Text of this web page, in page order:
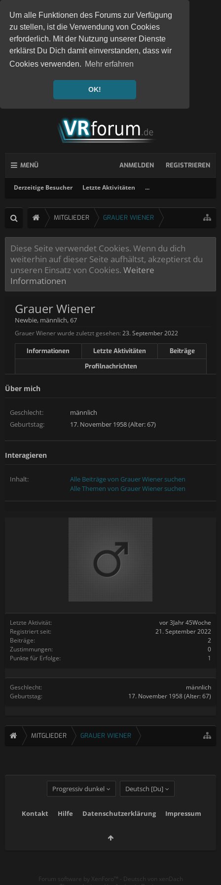
Um alle Funktionen des Forums zur Verfügung
zu stellen, ist die Verwendung von Cookies
erforderlich. Mit der Nutzung unserer Dienste
erklärst Du Dich damit einverstanden, dass wir
Cookies verwenden. Mehr erfahren
OK!
MENÜ
Derzeitige Besucher Letzte Aktivitäten ...
ANMELDEN REGISTRIEREN
MITGLIEDER GRAUER WIENER
Diese Seite verwendet Cookies. Wenn du dich
weiterhin auf dieser Seite aufhältst, akzeptierst du
unseren Einsatz von Cookies. Weitere
Informationen
Letzte Aktivität:
vor 3Jahr 45Woche
Registriert seit:
21. September 2022
Beiträge:
2
Zustimmungen:
0
Punkte für Erfolge:
1
Geschlecht:
männlich
Geburtstag:
17. November 1958(Alter: 67)
Grauer Wiener
Newbie, männlich, 67
Grauer Wiener wurde zuletzt gesehen: 23. September 2022
Informationen Letzte Aktivitäten
Beiträge
Profilnachrichten
Über mich
Geschlecht:
männlich
Geburtstag:
17. November 1958 (Alter: 67)
Interagieren
Inhalt:
Alle Beiträge von Grauer Wiener suchen
Alle Themen von Grauer Wiener suchen
MITGLIEDER GRAUER WIENER
Progressiv dunkel Deutsch [Du]
Kontakt Hilfe Datenschutzerklärung Impressum
Forum software by XenForo™ - Deutsch von xenDach